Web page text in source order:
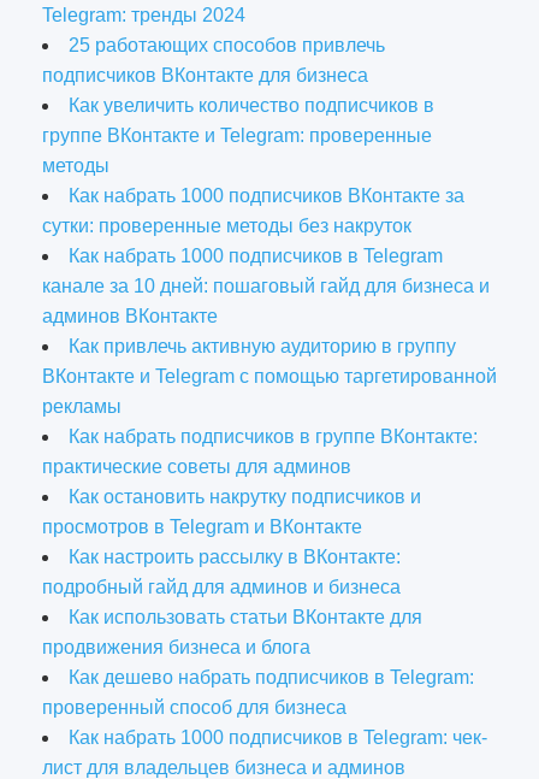
Telegram: тренды 2024
25 работающих способов привлечь
подписчиков ВКонтакте для бизнеса
Как увеличить количество подписчиков в
группе ВКонтакте и Telegram: проверенные
методы
Как набрать 1000 подписчиков ВКонтакте за
сутки: проверенные методы без накруток
Как набрать 1000 подписчиков в Telegram
канале за 10 дней: пошаговый гайд для бизнеса и
админов ВКонтакте
Как привлечь активную аудиторию в группу
ВКонтакте и Telegram с помощью таргетированной
рекламы
Как набрать подписчиков в группе ВКонтакте:
практические советы для админов
Как остановить накрутку подписчиков и
просмотров в Telegram и ВКонтакте
Как настроить рассылку в ВКонтакте:
подробный гайд для админов и бизнеса
Как использовать статьи ВКонтакте для
продвижения бизнеса и блога
Как дешево набрать подписчиков в Telegram:
проверенный способ для бизнеса
Как набрать 1000 подписчиков в Telegram: чек-
лист для владельцев бизнеса и админов